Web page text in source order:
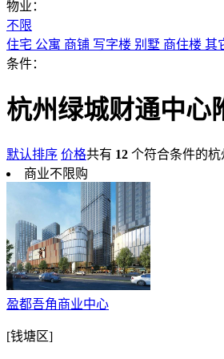
物业：
不限
住宅 公寓 商铺 写字楼 别墅 商住楼 其
条件：
杭州绿城财通中心
默认排序 价格共有 12 个符合条件的杭
商业不限购
盈都吾角商业中心
[钱塘区]